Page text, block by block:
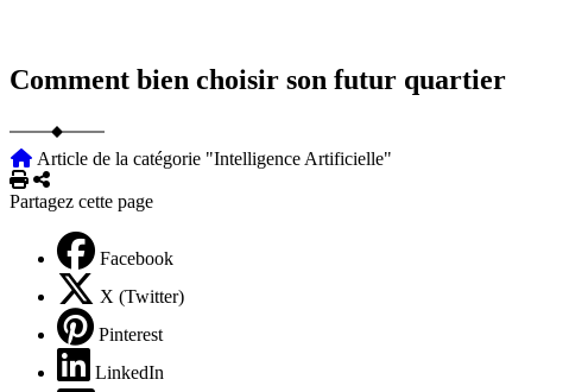
Comment bien choisir son futur quartier
Article de la catégorie "Intelligence Artificielle"
Imprimer
Partager
Partagez cette page
Facebook
X (Twitter)
Pinterest
LinkedIn